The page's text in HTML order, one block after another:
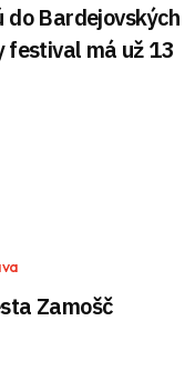
do Bardejovských
festival má už 13
Zamošč